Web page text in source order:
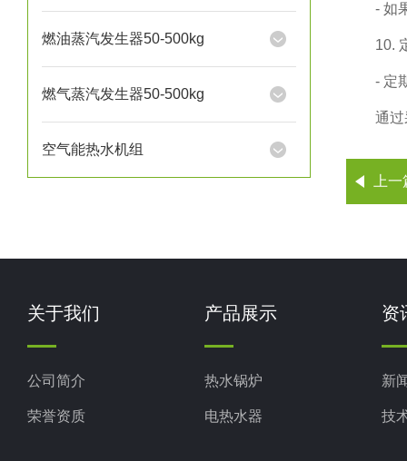
燃油蒸汽发生器50-500kg
燃气蒸汽发生器50-500kg
空气能热水机组
- 如
10.
- 定
通
上
关于我们
公司简介
荣誉资质
产品展示
热水锅炉
电热水器
资
新
技